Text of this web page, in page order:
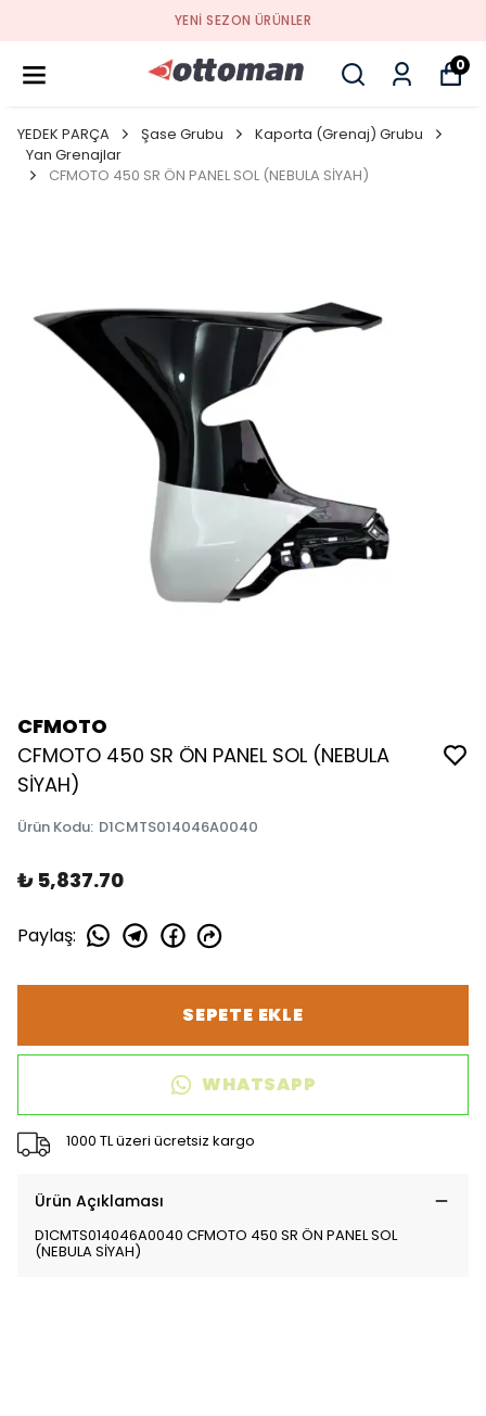
YENI SEZON ÜRÜNLER
0
YEDEK PARÇA Şase Grubu
Kaporta (Grenaj) Grubu
Yan Grenajlar
CFMOTO 450 SR ÖN PANEL SOL (NEBULA SİYAH)
CFMOTO
CFMOTO 450 SR ÖN PANEL SOL (NEBULA
SİYAH)
Ürün Kodu: D1CMTS014046A0040
₺ 5,837.70
Paylaş:
SEPETE EKLE
WHATSAPP
1000 TL üzeri ücretsiz kargo
Ürün Açıklaması
D1CMTS014046A0040 CFMOTO 450 SR ÖN PANEL SOL
(NEBULA SİYAH)